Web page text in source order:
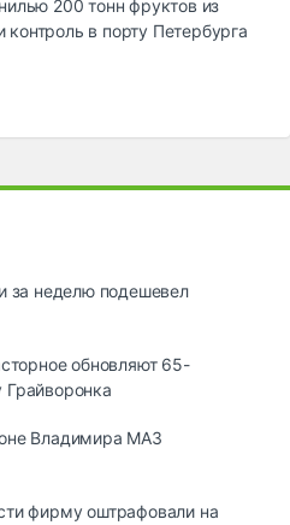
200 тонн фруктов из
в порту Петербурга
за неделю подешевел
обновляют 65-
Владимира МАЗ
фирму оштрафовали на